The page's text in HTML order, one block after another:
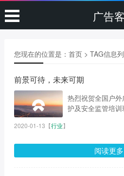
广告客
您现在的位置是： 首页> TAG信息
前景可待，未来可期
热烈祝贺全国户
护及安全监管培
2020-01-13 【行业】
阅读更多